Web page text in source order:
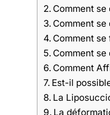
Comment
Comment
Comment
Comment
Comment
Est-il
La
La